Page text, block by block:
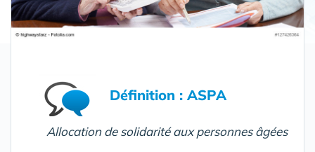
Définition : ASPA
Allocation de solidarité aux personnes âgées